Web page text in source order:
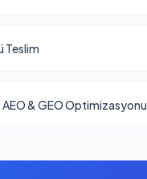
Teslim
AEO & GEO Optimizasyonu